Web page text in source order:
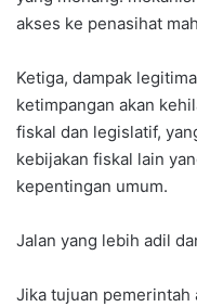
akses ke penasihat
Ketiga, dampak
ketimpangan akan
fiskal dan legislatif,
kebijakan fiskal lain
kepentingan umum.
Jalan yang lebih adil
Jika tujuan pemerintah